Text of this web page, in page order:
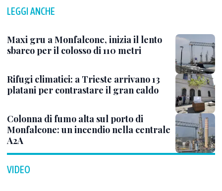
LEGGI ANCHE
Maxi gru a Monfalcone, inizia il lento
sbarco per il colosso di 110 metri
Rifugi climatici: a Trieste arrivano 13
platani per contrastare il gran caldo
Colonna di fumo alta sul porto di
Monfalcone: un incendio nella centrale
A2A
VIDEO